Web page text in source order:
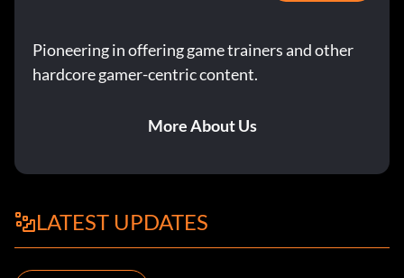
Pioneering in offering game trainers and other
hardcore gamer-centric content.
More About Us
LATEST UPDATES